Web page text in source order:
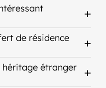
de résidence
héritage étranger